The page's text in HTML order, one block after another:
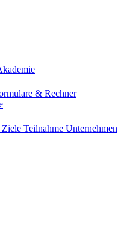
& Rechner
Ziele Teilnahme Unternehmen